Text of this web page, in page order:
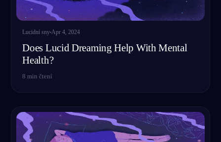
Lucidní sny Apr 4, 2024
Does Lucid Dreaming Help With Mental
Health?
8 min čtení